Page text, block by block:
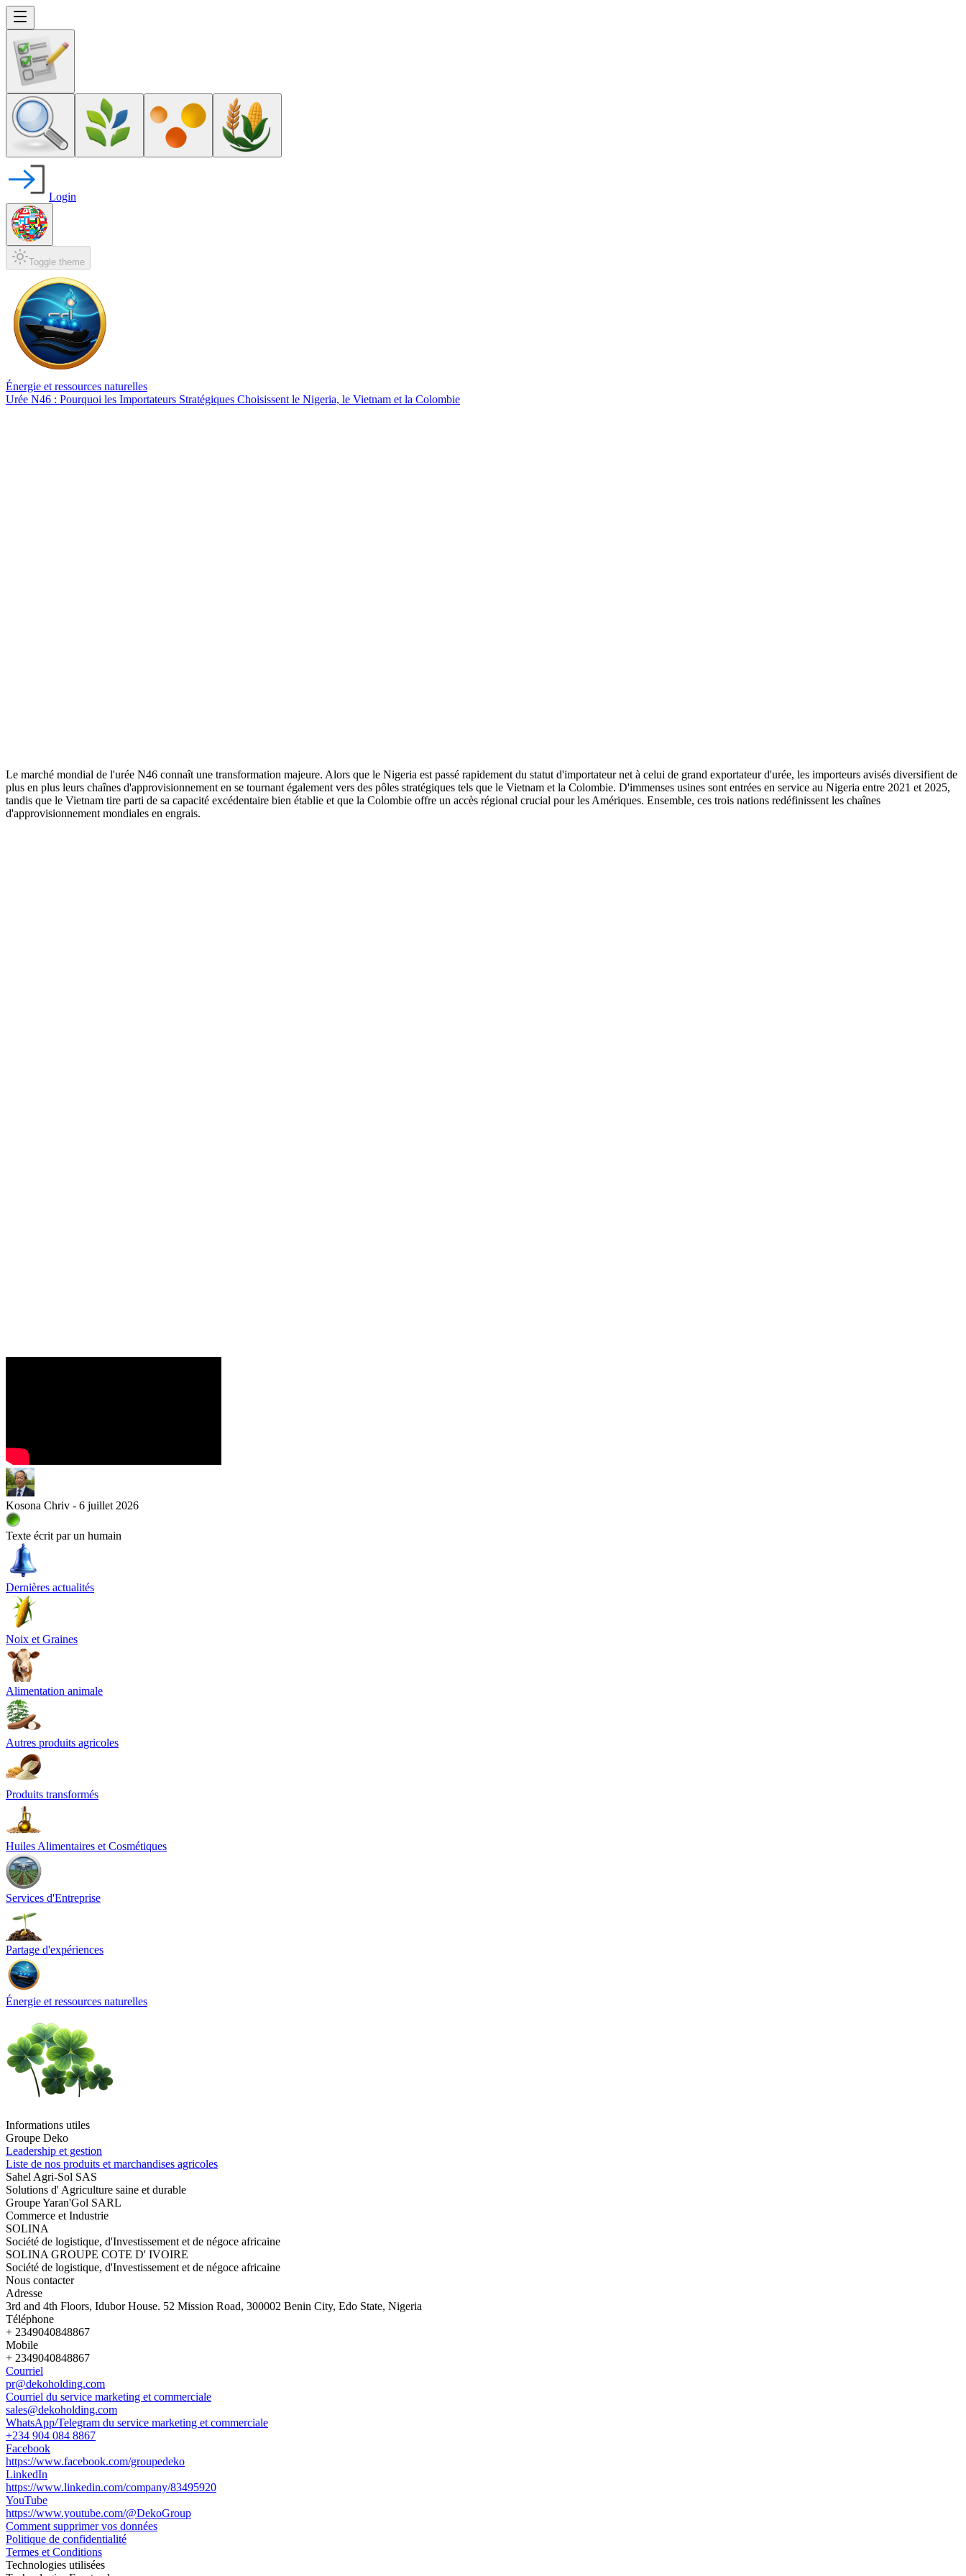
Login
Toggle theme
Énergie et ressources naturelles
Urée N46 : Pourquoi les Importateurs Stratégiques Choisissent le Nigeria, le Vietnam et la Colombie
Le marché mondial de l'urée N46 connaît une transformation majeure. Alors que le Nigeria est passé rapidement du statut d'importateur net à celui de grand exportateur d'urée, les importeurs avisés diversifient de
plus en plus leurs chaînes d'approvisionnement en se tournant également vers des pôles stratégiques tels que le Vietnam et la Colombie. D'immenses usines sont entrées en service au Nigeria entre 2021 et 2025,
tandis que le Vietnam tire parti de sa capacité excédentaire bien établie et que la Colombie offre un accès régional crucial pour les Amériques. Ensemble, ces trois nations redéfinissent les chaînes
d'approvisionnement mondiales en engrais.
Kosona Chriv - 6 juillet 2026
Texte écrit par un humain
Dernières actualités
Noix et Graines
Alimentation animale
Autres produits agricoles
Produits transformés
Huiles Alimentaires et Cosmétiques
Services d'Entreprise
Partage d'expériences
Énergie et ressources naturelles
Informations utiles
Groupe Deko
Leadership et gestion
Liste de nos produits et marchandises agricoles
Sahel Agri-Sol SAS
Solutions d' Agriculture saine et durable
Groupe Yaran'Gol SARL
Commerce et Industrie
SOLINA
Société de logistique, d'Investissement et de négoce africaine
SOLINA GROUPE COTE D' IVOIRE
Société de logistique, d'Investissement et de négoce africaine
Nous contacter
Adresse
3rd and 4th Floors, Idubor House. 52 Mission Road, 300002 Benin City, Edo State, Nigeria
Téléphone
+ 2349040848867
Mobile
+ 2349040848867
Courriel
pr@dekoholding.com
Courriel du service marketing et commerciale
sales@dekoholding.com
WhatsApp/Telegram du service marketing et commerciale
+234 904 084 8867
Facebook
https://www.facebook.com/groupedeko
LinkedIn
https://www.linkedin.com/company/83495920
YouTube
https://www.youtube.com/@DekoGroup
Comment supprimer vos données
Politique de confidentialité
Termes et Conditions
Technologies utilisées